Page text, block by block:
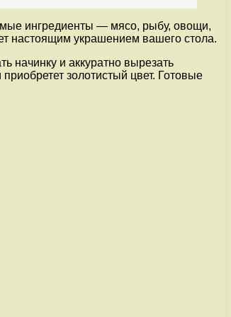
ингредиенты — мясо, рыбу, овощи,
настоящим украшением вашего стола.
начинку и аккуратно вырезать
золотистый цвет. Готовые